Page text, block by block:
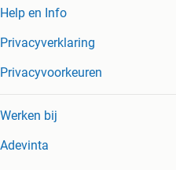
Help en Info
Privacyverklaring
Privacyvoorkeuren
Werken bij
Adevinta